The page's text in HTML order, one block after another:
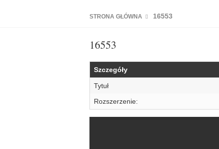
STRONA GŁÓWNA 16553
16553
Szczegóły
Tytuł
Rozszerzenie: